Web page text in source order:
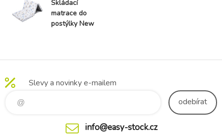
Skládací
matrace do
postýlky New
Slevy a novinky e-mailem
odebírat
info@easy-stock.cz